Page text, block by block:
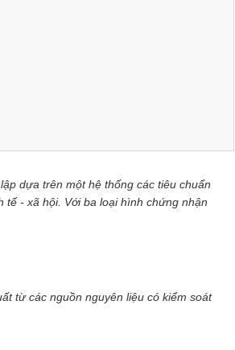
dựa trên một hệ thống các tiêu chuẩn
- xã hội. Với ba loại hình chứng nhận
từ các nguồn nguyên liệu có kiểm soát